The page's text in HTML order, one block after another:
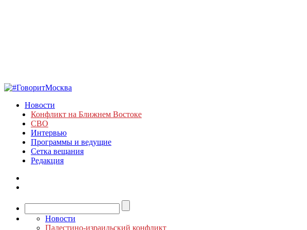
Новости
Конфликт на Ближнем Востоке
СВО
Интервью
Программы и ведущие
Сетка вещания
Редакция
Новости
Палестино-израильский конфликт